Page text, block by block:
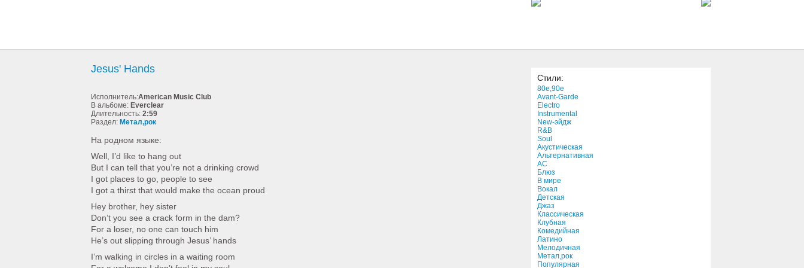
4:36
Jesus' Hands
Исполнитель:American Music Club
В альбоме: Everclear
Длительность: 2:59
Раздел: Метал,рок
На родном языке:
Well, I’d like to hang out
But I can tell that you’re not a drinking crowd
I got places to go, people to see
I got a thirst that would make the ocean proud
Hey brother, hey sister
Don’t you see a crack form in the dam?
For a loser, no one can touch him
He’s out slipping through Jesus’ hands
I’m walking in circles in a waiting room
Стили:
80e,90e
Avant-Garde
Electro
Instrumental
New-эйдж
R&B
Soul
Акустическая
Альтернативная
АС
Блюз
В мире
Вокал
Детская
Джаз
Классическая
Клубная
Комедийная
Латино
Мелодичная
Метал,рок
Популярная